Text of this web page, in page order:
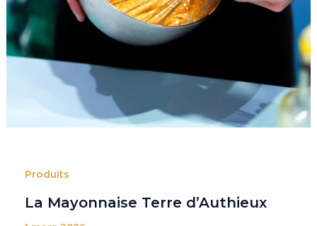
Produits
La Mayonnaise Terre d’Authieux